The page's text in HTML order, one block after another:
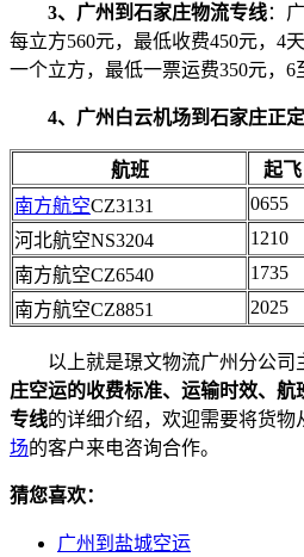
3、广州到石家庄物流专线：
每立方560元，最低收费450元，4
一个立方，最低一票运费350元，6
4、广州白云机场到石家庄正定
航班 起飞
南方航空CZ3131 0655
河北航空NS3204
1210
南方航空CZ6540
1735
南方航空CZ8851
2025
以上就是璟文物流广州分公司
庄空运的收费标准、运输时效、
专线的详细介绍，欢迎需要将货物
场的客户来电咨询合作。
猜您喜欢：
广州到盐城空运